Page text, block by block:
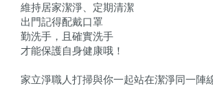
維持居家潔淨、定期清潔
出門記得配戴口罩
勤洗手，且確實洗手
才能保護自身健康哦！
家立淨職人打掃與你一起站在潔淨同一陣